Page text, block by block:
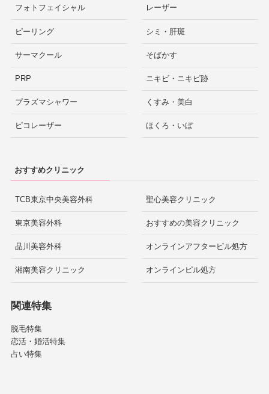
フォトフェイシャル
ピーリング
サーマクール
PRP
プラズマシャワー
ピコレーザー
レーザー
シミ・肝斑
そばかす
ニキビ・ニキビ跡
くすみ・美白
ほくろ・いぼ
おすすめクリニック
TCB東京中央美容外科
東京美容外科
品川美容外科
湘南美容クリニック
聖心美容クリニック
おすすめの美容クリニック
オンラインアフターピル処方
オンラインピル処方
関連特集
脱毛特集
恋活・婚活特集
占い特集